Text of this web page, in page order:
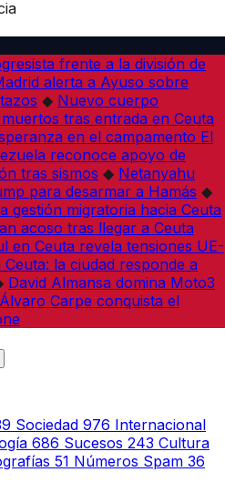
frente a la división de
alerta a Ayuso sobre
◆ Nuevo cuerpo
tras entrada en Ceuta
en el campamento El
reconoce apoyo de
tras sismos ◆ Netanyahu
para desarmar a Hamás ◆
gestión migratoria hacia Ceuta
acoso tras llegar a Ceuta
en Ceuta revela tensiones UE-
la ciudad responde a
David Almansa domina Moto3
Álvaro Carpe conquista el
Sociedad 976 Internacional
686 Sucesos 243 Cultura
51 Números Spam 36